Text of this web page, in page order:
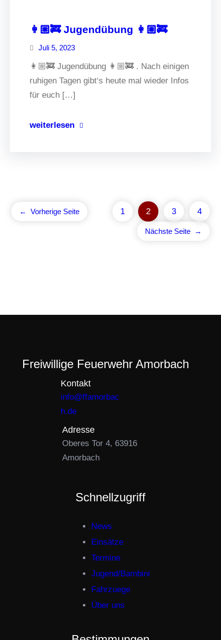
👩🏼‍🚒 Jugendübung 👩🏼‍🚒
Juli 5, 2023
👩🏼‍🚒 Jugendübung 👩🏼‍🚒 . Nach einigen
ruhigen Tagen gibt‘s heute mal wieder Infos
für euch […]
weiterlesen
← Vorherige Seite 1 2 3 4
Nächste Seite →
Freiwillige Feuerwehr Amorbach
Kontakt
info@ffamorbac
h.de
Adresse
Oberes Tor 4, 63916
Amorbach
Schnellzugriff
News
Einsätze
Termine
Jugend/Bambini
Fahrzuege
Über uns